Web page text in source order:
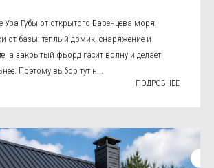
Ура-Губы от открытого Баренцева моря -
от базы: тёплый домик, снаряжение и
а закрытый фьорд гасит волну и делает
Поэтому выбор тут н...
ПОДРОБНЕЕ